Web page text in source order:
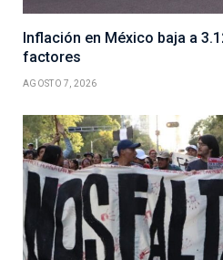
Inflación en México baja a
factores
AGOSTO 7, 2026